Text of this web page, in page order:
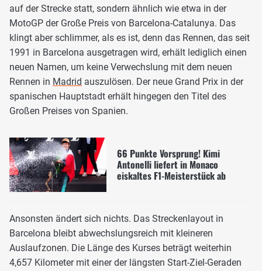
auf der Strecke statt, sondern ähnlich wie etwa in der
MotoGP der Große Preis von Barcelona-Catalunya. Das
klingt aber schlimmer, als es ist, denn das Rennen, das seit
1991 in Barcelona ausgetragen wird, erhält lediglich einen
neuen Namen, um keine Verwechslung mit dem neuen
Rennen in Madrid auszulösen. Der neue Grand Prix in der
spanischen Hauptstadt erhält hingegen den Titel des
Großen Preises von Spanien.
66 Punkte Vorsprung! Kimi
Antonelli liefert in Monaco
eiskaltes F1-Meisterstück ab
Ansonsten ändert sich nichts. Das Streckenlayout in
Barcelona bleibt abwechslungsreich mit kleineren
Auslaufzonen. Die Länge des Kurses beträgt weiterhin
4,657 Kilometer mit einer der längsten Start-Ziel-Geraden